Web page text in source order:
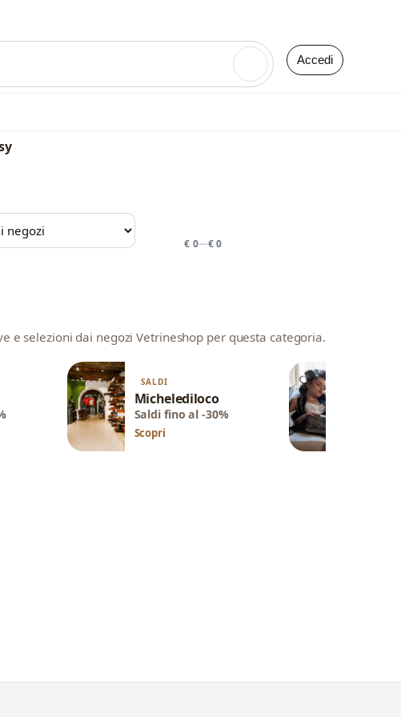
Accedi
€ 0—€ 0
e selezioni dai negozi Vetrineshop per questa categoria.
SALDI
Michelediloco
Saldi fino al -30%
Scopri